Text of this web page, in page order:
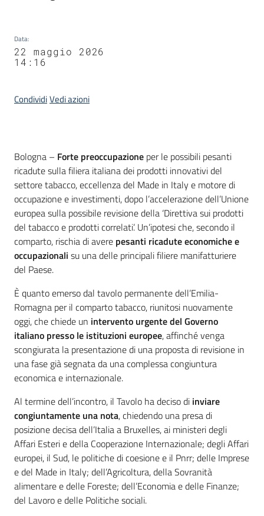
Data:
22 maggio 2026
14:16
CondividiVedi azioni
Contenuto
Bologna – Forte preoccupazione per le possibili pesanti
ricadute sulla filiera italiana dei prodotti innovativi del
settore tabacco, eccellenza del Made in Italy e motore di
occupazione e investimenti, dopo l’accelerazione dell’Unione
europea sulla possibile revisione della ‘Direttiva sui prodotti
del tabacco e prodotti correlati’. Un’ipotesi che, secondo il
comparto, rischia di avere pesanti ricadute economiche e
occupazionali su una delle principali filiere manifatturiere
del Paese.
È quanto emerso dal tavolo permanente dell’Emilia-
Romagna per il comparto tabacco, riunitosi nuovamente
oggi, che chiede un intervento urgente del Governo
italiano presso le istituzioni europee, affinché venga
scongiurata la presentazione di una proposta di revisione in
una fase già segnata da una complessa congiuntura
economica e internazionale.
Al termine dell’incontro, il Tavolo ha deciso di inviare
congiuntamente una nota, chiedendo una presa di
posizione decisa dell’Italia a Bruxelles, ai ministeri degli
Affari Esteri e della Cooperazione Internazionale; degli Affari
europei, il Sud, le politiche di coesione e il Pnrr; delle Imprese
e del Made in Italy; dell’Agricoltura, della Sovranità
alimentare e delle Foreste; dell’Economia e delle Finanze;
del Lavoro e delle Politiche sociali.